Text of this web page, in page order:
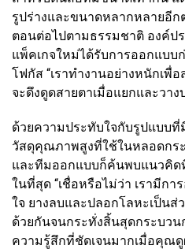
รูปร่างและขนาดหลากหลายอี
ตอนต่อไปตามธรรมชาติ องค์ป
แพ็คเกจใหม่ได้รับการออกแบบ
โฟกัส “เราทำงานอย่างหนักเพื่
จะดึงดูดสายตาเมื่อแยกและวาง
ด้วยความประทับใจกับรูปแบบที่
วัสดุคุณภาพสูงที่ใช้ในหลอดกร
และทีมออกแบบก็ค้นพบแนวคิด
ในที่สุด “เชื่อหรือไม่ว่า เรามีก
ใจ ยางลบและปลอกโลหะเป็นส่
ด้วยกันจนกระทั่งสิ้นสุดกระบวนก
ความรู้สึกที่ชัดเจนมากเมื่อคุ